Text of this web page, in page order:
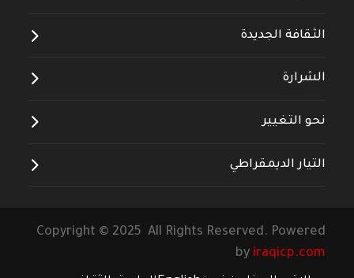
الثقافة الجديدة
الشرارة
نحو التغيير
التيار الديمقراطي
Copyright © 2025 All Rights Reserved. Powered
by iraqicp.com